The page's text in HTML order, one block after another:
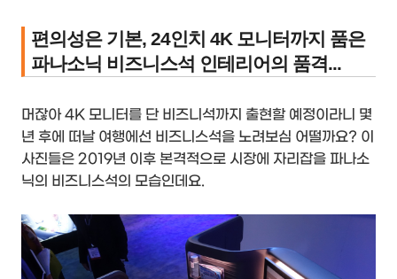
편의성은 기본, 24인치 4K 모니터까지 품은
파나소닉 비즈니스석 인테리어의 품격...
머잖아 4K 모니터를 단 비즈니석까지 출현할 예정이라니 몇
년 후에 떠날 여행에선 비즈니스석을 노려보심 어떨까요? 이
사진들은 2019년 이후 본격적으로 시장에 자리잡을 파나소
닉의 비즈니스석의 모습인데요.